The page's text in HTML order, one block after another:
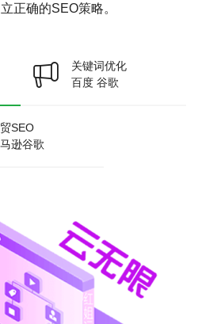
正确的SEO策略。
关键词优化
百度 谷歌
SEO
逊谷歌